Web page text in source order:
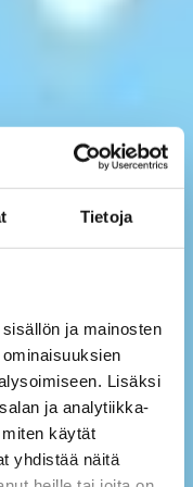
Tietoja
ja mainosten
Lisäksi
ja analytiikka-
käytät
yhdistää näitä